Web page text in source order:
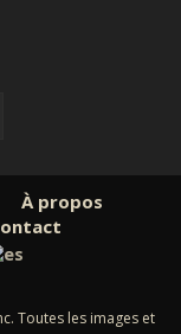
À propos
Toutes les images et